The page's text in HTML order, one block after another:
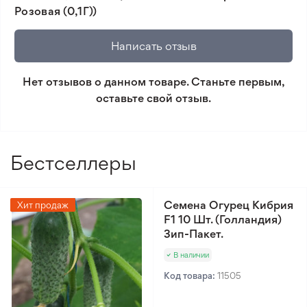
🛡️ Защита покупок. Возврат средств за товар,
который не соответствует ожиданиям. Согласно
условиям возврата.
Минимальный заказ 300 грн.
Розовая (0,1Г))
Написать отзыв
Нет отзывов о данном товаре. Станьте первым,
оставьте свой отзыв.
Бестселлеры
Хит продаж
Семена Огурец Кибрия
F1 10 Шт. (Голландия)
Зип-Пакет.
В наличии
Код товара: 11505